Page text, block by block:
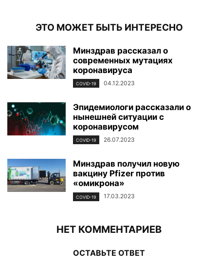
ЭТО МОЖЕТ БЫТЬ ИНТЕРЕСНО
Минздрав рассказал о
современных мутациях
коронавируса
COVID-19 04.12.2023
Эпидемиологи рассказали о
нынешней ситуации с
коронавирусом
COVID-19 26.07.2023
Минздрав получил новую
вакцину Pfizer против
«омикрона»
COVID-19 17.03.2023
НЕТ КОММЕНТАРИЕВ
ОСТАВЬТЕ ОТВЕТ